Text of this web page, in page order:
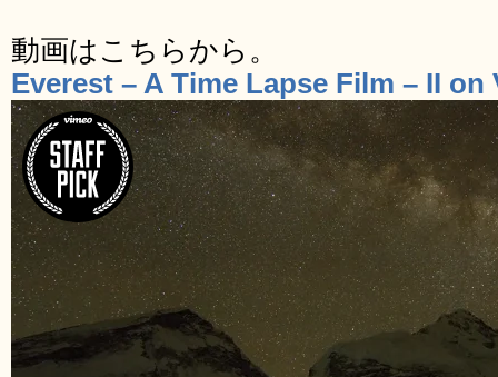
動画はこちらから。
Everest – A Time Lapse Film – II on